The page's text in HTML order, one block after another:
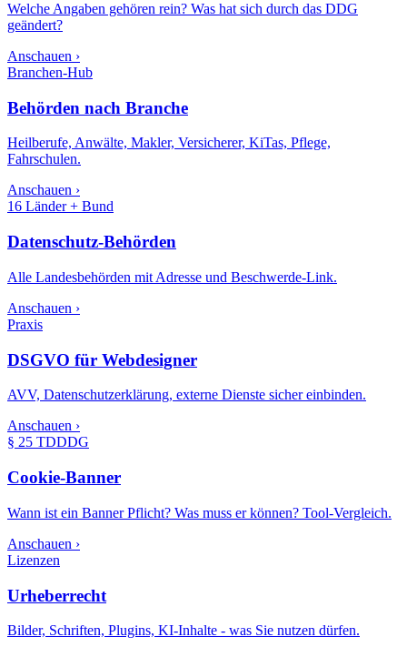
Welche Angaben gehören rein? Was hat sich durch das DDG
geändert?
Anschauen ›
Branchen-Hub
Behörden nach Branche
Heilberufe, Anwälte, Makler, Versicherer, KiTas, Pflege,
Fahrschulen.
Anschauen ›
16 Länder + Bund
Datenschutz-Behörden
Alle Landesbehörden mit Adresse und Beschwerde-Link.
Anschauen ›
Praxis
DSGVO für Webdesigner
AVV, Datenschutzerklärung, externe Dienste sicher einbinden.
Anschauen ›
§ 25 TDDDG
Cookie-Banner
Wann ist ein Banner Pflicht? Was muss er können? Tool-Vergleich.
Anschauen ›
Lizenzen
Urheberrecht
Bilder, Schriften, Plugins, KI-Inhalte - was Sie nutzen dürfen.